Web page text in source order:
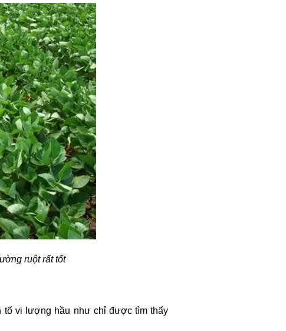
ruột rất tốt
tố vi lượng hầu như chỉ được tìm thấy